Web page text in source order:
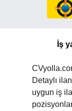
İş
Detaylı
uygun iş